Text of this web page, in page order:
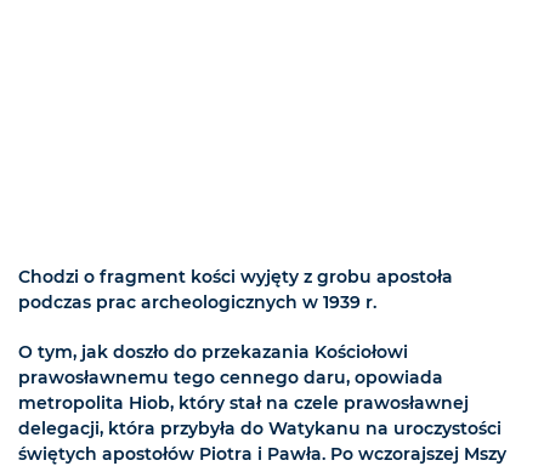
Chodzi o fragment kości wyjęty z grobu apostoła
podczas prac archeologicznych w 1939 r.
O tym, jak doszło do przekazania Kościołowi
prawosławnemu tego cennego daru, opowiada
metropolita Hiob, który stał na czele prawosławnej
delegacji, która przybyła do Watykanu na uroczystości
świętych apostołów Piotra i Pawła. Po wczorajszej Mszy